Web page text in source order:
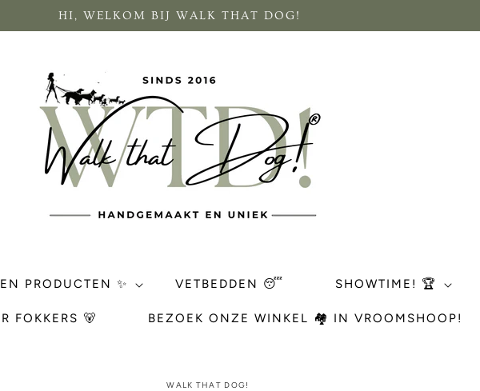
HI, WELKOM BIJ WALK THAT DOG!
PRODUCTEN ✨ VETBEDDEN 😴 SHOWTIME! 🏆
FOKKERS 🐻 BEZOEK ONZE WINKEL 🏘 IN VROOMSHOOP!
WALK THAT DOG!